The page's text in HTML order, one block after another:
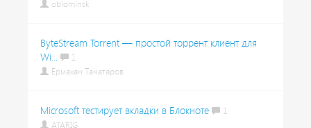
oblominsk
ByteStream Torrent — простой торрент клиент для
Wi...
1
Ермахан Танатаров
Microsoft тестирует вкладки в Блокноте
1
ATARIG